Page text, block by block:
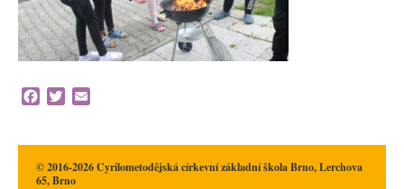
Facebook
Twitter
© 2016-2026 Cyrilometodějská církevní základní škola Brno, Lerchova
65, Brno